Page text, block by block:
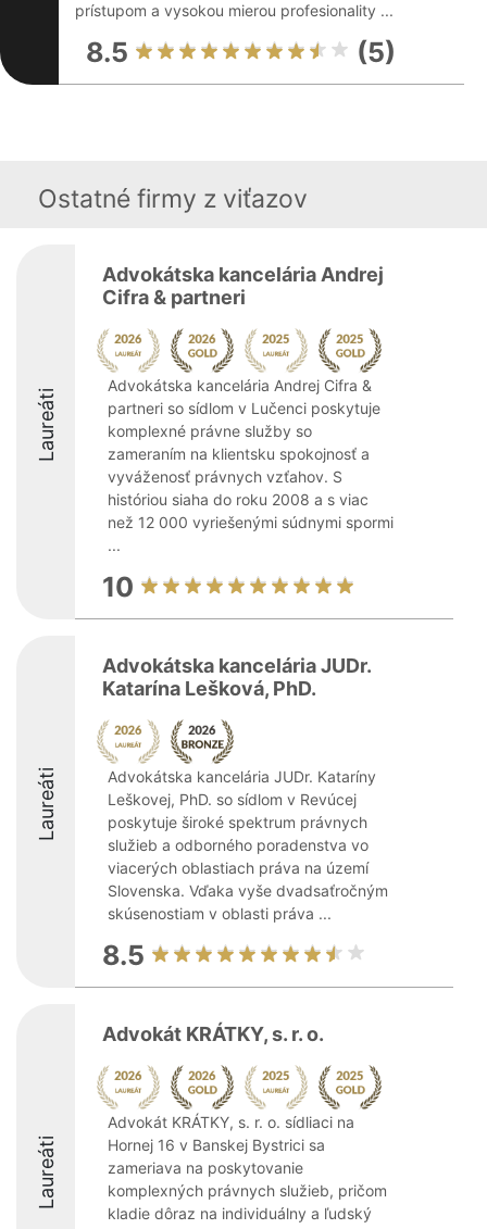
prístupom a vysokou mierou profesionality ...
8.5 (5)
Ostatné firmy z viťazov
Laureáti
Advokátska kancelária Andrej
Cifra & partneri
Advokátska kancelária Andrej Cifra &
partneri so sídlom v Lučenci poskytuje
komplexné právne služby so
zameraním na klientsku spokojnosť a
vyváženosť právnych vzťahov. S
históriou siaha do roku 2008 a s viac
než 12 000 vyriešenými súdnymi spormi
...
10
Laureáti
Advokátska kancelária JUDr.
Katarína Lešková, PhD.
Advokátska kancelária JUDr. Kataríny
Leškovej, PhD. so sídlom v Revúcej
poskytuje široké spektrum právnych
služieb a odborného poradenstva vo
viacerých oblastiach práva na území
Slovenska. Vďaka vyše dvadsaťročným
skúsenostiam v oblasti práva ...
8.5
Laureáti
Advokát KRÁTKY, s. r. o.
Advokát KRÁTKY, s. r. o. sídliaci na
Hornej 16 v Banskej Bystrici sa
zameriava na poskytovanie
komplexných právnych služieb, pričom
kladie dôraz na individuálny a ľudský